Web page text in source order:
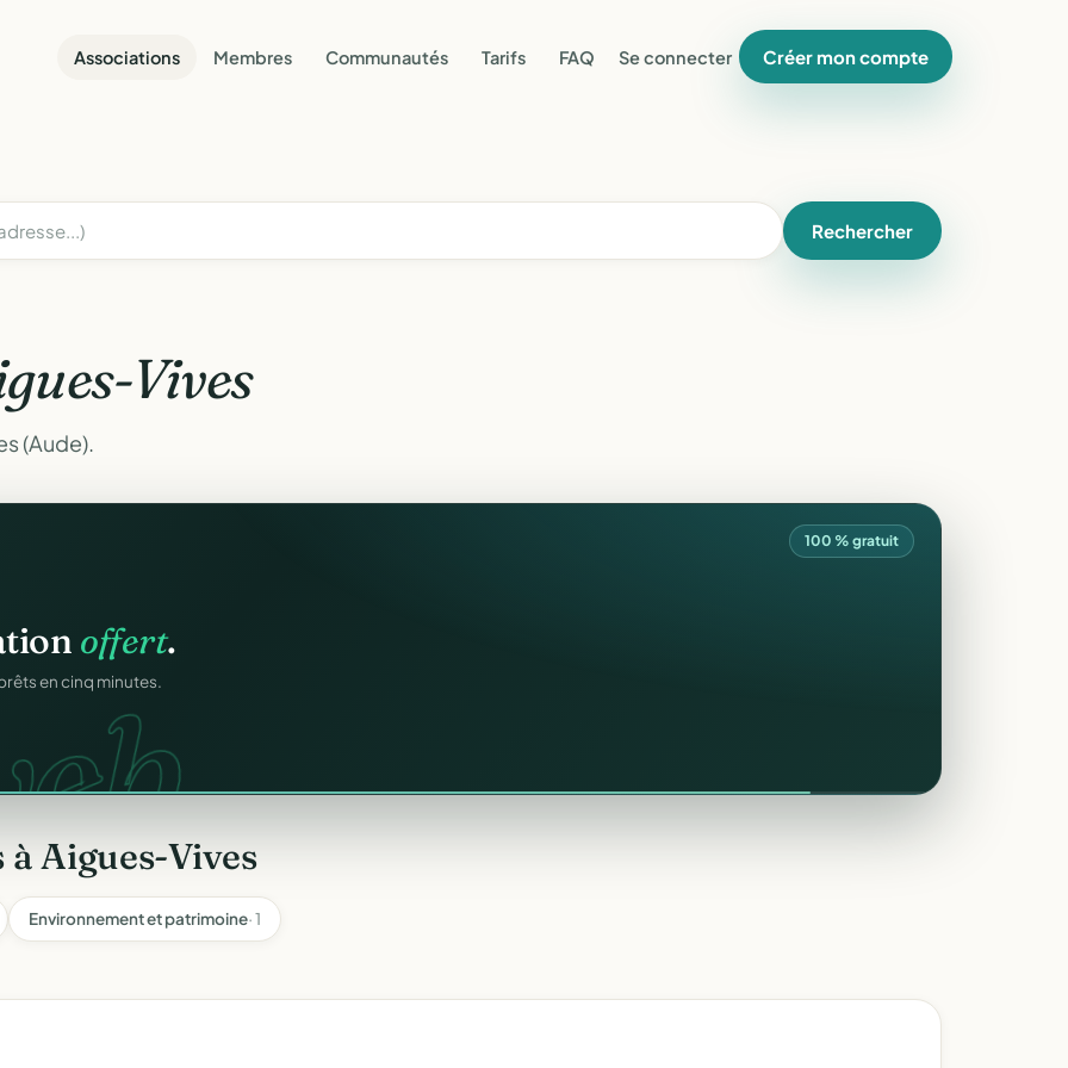
Associations Membres Communautés Tarifs FAQ Se connecter Créer mon compte
Rechercher
Vives
(Aude).
100 % gratuit
au modèle
offert.
en cinq minutes.
Aigues-Vives
Environnement et patrimoine· 1